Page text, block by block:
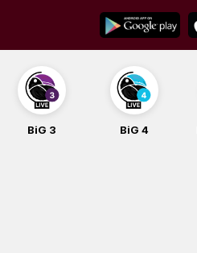
content
BiG 3 BiG 4